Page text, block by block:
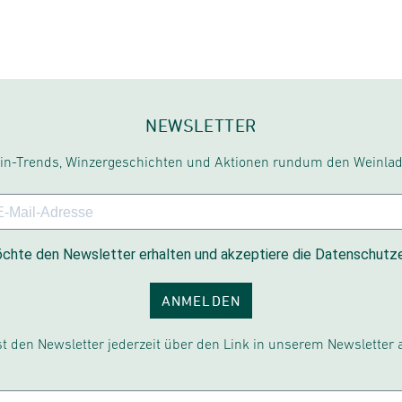
NEWSLETTER
Trends, Winzergeschichten und Aktionen rundum den
den Newsletter erhalten und akzeptiere die
ANMELDEN
den Newsletter jederzeit über den Link in unserem Newsletter